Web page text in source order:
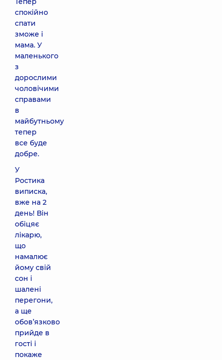
спокійно
спати
зможе і
мама. У
маленького
з
дорослими
чоловічими
справами
в
майбутньому
тепер
все буде
добре.
У
Ростика
виписка,
вже на 2
день! Він
обіцяє
лікарю,
що
намалює
йому свій
сон і
шалені
перегони,
а ще
обов’язково
прийде в
гості і
покаже